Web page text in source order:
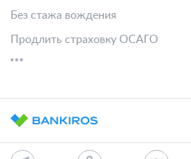
Без стажа вождения
Продлить страховку ОСАГО